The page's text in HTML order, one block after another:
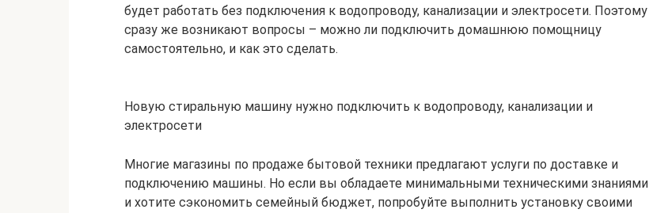
будет работать без подключения к водопроводу, канализации и электросети. Поэтому
сразу же возникают вопросы – можно ли подключить домашнюю помощницу
самостоятельно, и как это сделать.
Новую стиральную машину нужно подключить к водопроводу, канализации и
электросети
Многие магазины по продаже бытовой техники предлагают услуги по доставке и
подключению машины. Но если вы обладаете минимальными техническими знаниями
и хотите сэкономить семейный бюджет, попробуйте выполнить установку своими